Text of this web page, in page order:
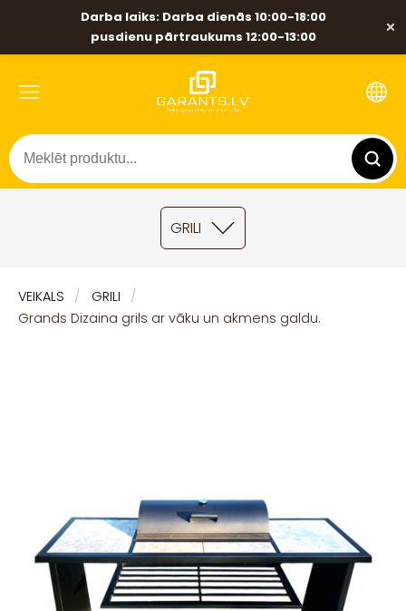
Darba laiks: Darba dienās 10:00-18:00
pusdienu pārtraukums 12:00-13:00
×
GRILI
VEIKALS
GRILI
Grands Dizaina grils ar vāku un akmens galdu.